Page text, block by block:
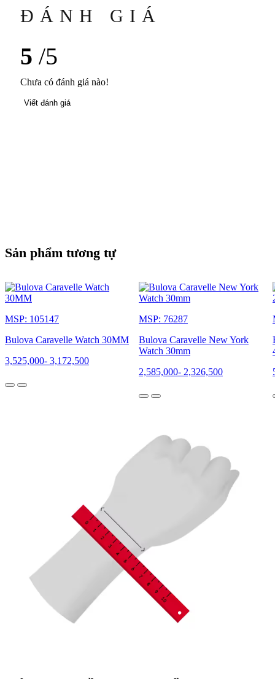
ĐÁNH GIÁ
5 /5
Chưa có đánh giá nào!
Viết đánh giá
Sản phẩm tương tự
MSP: 105147
Bulova Caravelle Watch 30MM
3,525,000- 3,172,500
MSP: 76287
Bulova Caravelle New York
Watch 30mm
2,585,000- 2,326,500